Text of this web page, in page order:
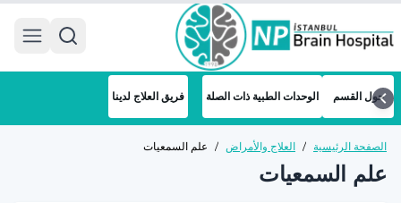
حول القسم الوحدات الطبية ذات الصلة فريق العلاج لدينا
الصفحة الرئيسية / العلاج والأمراض / علم السمعيات
علم السمعيات